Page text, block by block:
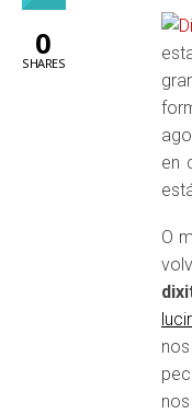
en
O
nos
0
SHARES